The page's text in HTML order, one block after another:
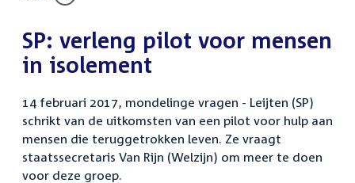
SP: verleng pilot voor mensen
in isolement
14 februari 2017, mondelinge vragen - Leijten (SP)
schrikt van de uitkomsten van een pilot voor hulp aan
mensen die teruggetrokken leven. Ze vraagt
staatssecretaris Van Rijn (Welzijn) om meer te doen
voor deze groep.